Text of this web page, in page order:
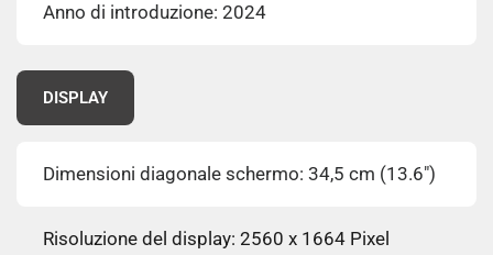
Anno di introduzione: 2024
DISPLAY
Dimensioni diagonale schermo: 34,5 cm (13.6")
Risoluzione del display: 2560 x 1664 Pixel